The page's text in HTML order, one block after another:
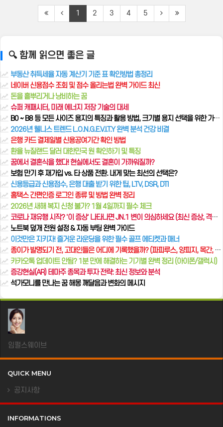
1 2 3 4 5
🔍 함께 읽으면 좋은 글
부동산 취득세율 자동 계산기 기준 표 확인방법 총정리
네이버 신용점수 조회 및 점수 올리는법 완벽 가이드 최신
돈을 흩뿌리거나 낭비하는 꿈
슈퍼 캐패시터, 미래 에너지 저장 기술의 대세
B0 ~ B8 등 모든 사이즈 용지의 특징과 활용 방법, 크기별 용지 선택을 위한 가이드
2026년 웰니스 트렌드 L.O.N.G.E.V.I.T.Y 완벽 분석 건강 비결
은행 카드 결제일별 신용공여기간 확인 방법
환율 뉴질랜드 달러 대한민국 원 확인하기 및 특징
꿈에서 결혼식을 했다! 현실에서도 결혼이 가까워질까?
보험 만기 후 재가입 vs. 타 상품 전환. 내게 맞는 최선의 선택은?
신용등급과 신용점수, 은행 대출 받기 위한 팁, LTV, DSR, DTI
홈택스 간편인증 로그인 종류 및 방법 완벽 정리
2026년 새해 복지 신청 불가? 1월 4일까지 필수 체크
코로나 재유행 시작? '이 증상' 나타나면 JN.1 변이 의심하세요 (최신 증상, 격리 의무, 백신 정보 총정리)
노트북 덮개 전원 설정 & 자동 부팅 완벽 가이드
이것만은 지키자! 즐거운 라운딩을 위한 필수 골프 에티켓과 매너
종이가 발명되기 전, 고대인들은 어디에 기록했을까? (파피루스, 양피지, 목간, 점토판 이야기)
카카오톡 업데이트 안됨? 1분 만에 해결하는 기기별 완벽 정리 (아이폰/갤럭시)
증강현실(AR) 테마주 종목과 투자 전략: 최신 정보와 분석
석가모니를 만나는 꿈 해몽 깨달음과 변화의 메시지
임펄스웨이브
QUICK MENU
공지사항
INFORMATIONS